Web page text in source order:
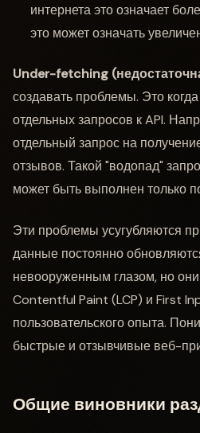
интернета это означает
это может означать
Under-fetching
создавать проблемы. Это
отдельных запросов к API.
отдельный запрос на
отзывов. Такой "водопад"
может быть выполнен только
Эти проблемы усугубляются
данные постоянно
невооруженным глазом, но
Contentful Paint (LCP) и First
пользовательского опыта.
быстрые и отзывчивые веб-
Общие виновники